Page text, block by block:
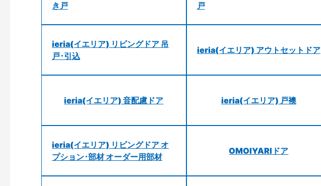
き戸
戸
ieria(イエリア) リビングドア 吊
戸･引込
ieria(イエリア) アウトセットドア
ieria(イエリア) 音配慮ドア ieria(イエリア) 戸襖
ieria(イエリア) リビングドア オ
プション･部材 オーダー用部材
OMOIYARIドア